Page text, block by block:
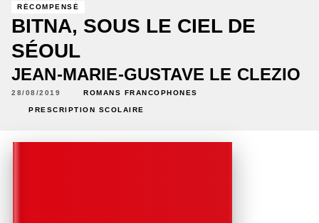
RÉCOMPENSÉ
BITNA, SOUS LE CIEL DE
SÉOUL
JEAN-MARIE-GUSTAVE LE CLEZIO
28/08/2019 ROMANS FRANCOPHONES
PRESCRIPTION SCOLAIRE